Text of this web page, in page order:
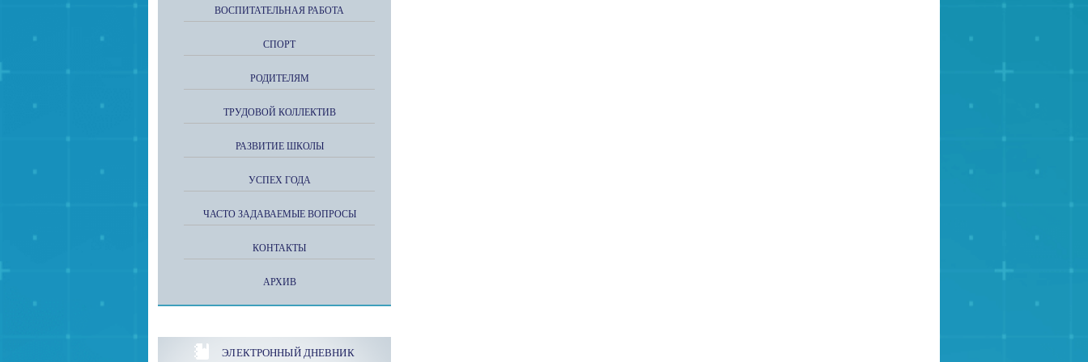
ВОСПИТАТЕЛЬНАЯ РАБОТА
СПОРТ
РОДИТЕЛЯМ
ТРУДОВОЙ КОЛЛЕКТИВ
РАЗВИТИЕ ШКОЛЫ
УСПЕХ ГОДА
ЧАСТО ЗАДАВАЕМЫЕ ВОПРОСЫ
КОНТАКТЫ
АРХИВ
ЭЛЕКТРОННЫЙ ДНЕВНИК